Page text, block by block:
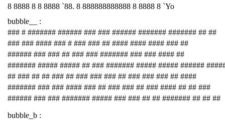
8 8888 8 8 8888 `88. 8 888888888888 8 8888 8 `Yo
bubble__ :
### # ####### ###### ### ### ###### ####### ####### ## ##
### ### #### ### # ### ### ## #### #### #### ### ##
###### ### ### ## ### ### ####### ### ### #### ##
####### ##### ##### ## ### ####### ##### ##### ######
## ### ## ## ### ## ### ### ### ## ### ### ### ## ####
####### ### ### #### ### ## ### ### ## ### #### ## ## ###
###### ### ### ####### ##### ### ### ## ## ####### ## ## ##
bubble_b :